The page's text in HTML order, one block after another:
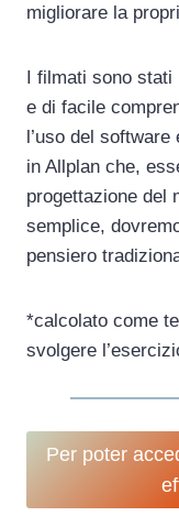
migliorare la
I filmati sono stati
e di facile
l’uso del
in Allplan che,
progettazione del
semplice,
pensiero
*calcolato come
svolgere
Per poter